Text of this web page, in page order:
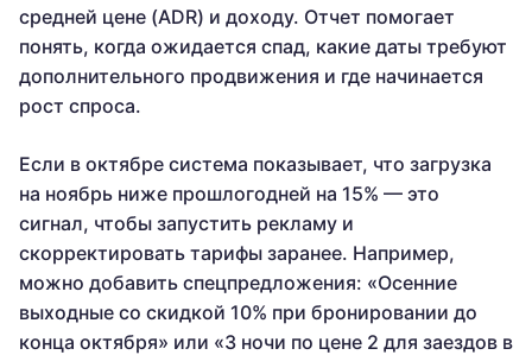
средней цене (ADR) и доходу. Отчет помогает
понять, когда ожидается спад, какие даты требуют
дополнительного продвижения и где начинается
рост спроса.
Если в октябре система показывает, что загрузка
на ноябрь ниже прошлогодней на 15% — это
сигнал, чтобы запустить рекламу и
скорректировать тарифы заранее. Например,
можно добавить спецпредложения: «Осенние
выходные со скидкой 10% при бронировании до
конца октября» или «3 ночи по цене 2 для заездов в